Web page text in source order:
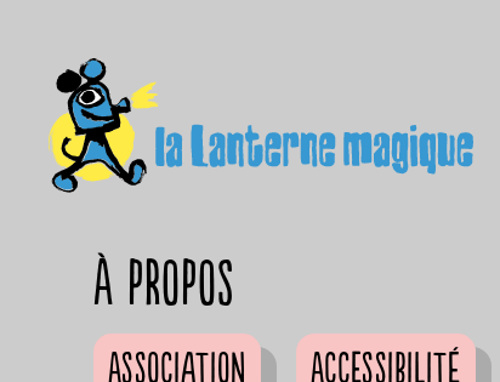
à propos
Association
Accessibilité